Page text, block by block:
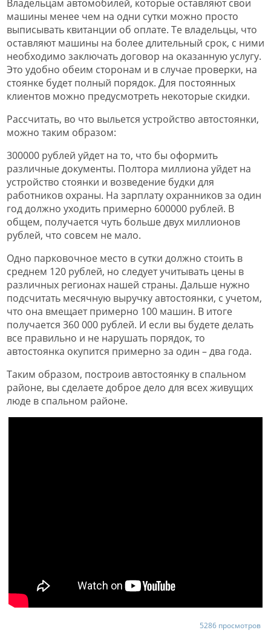
Владельцам автомобилей, которые оставляют свои
машины менее чем на одни сутки можно просто
выписывать квитанции об оплате. Те владельцы, что
оставляют машины на более длительный срок, с ними
необходимо заключать договор на оказанную услугу.
Это удобно обеим сторонам и в случае проверки, на
стоянке будет полный порядок. Для постоянных
клиентов можно предусмотреть некоторые скидки.
Рассчитать, во что выльется устройство автостоянки,
можно таким образом:
300000 рублей уйдет на то, что бы оформить
различные документы. Полтора миллиона уйдет на
устройство стоянки и возведение будки для
работников охраны. На зарплату охранников за один
год должно уходить примерно 600000 рублей. В
общем, получается чуть больше двух миллионов
рублей, что совсем не мало.
Одно парковочное место в сутки должно стоить в
среднем 120 рублей, но следует учитывать цены в
различных регионах нашей страны. Дальше нужно
подсчитать месячную выручку автостоянки, с учетом,
что она вмещает примерно 100 машин. В итоге
получается 360 000 рублей. И если вы будете делать
все правильно и не нарушать порядок, то
автостоянка окупится примерно за один – два года.
Таким образом, построив автостоянку в спальном
районе, вы сделаете доброе дело для всех живущих
люде в спальном районе.
5286 просмотров